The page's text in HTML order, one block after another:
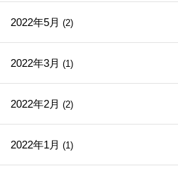
2022年5月 (2)
2022年3月 (1)
2022年2月 (2)
2022年1月 (1)